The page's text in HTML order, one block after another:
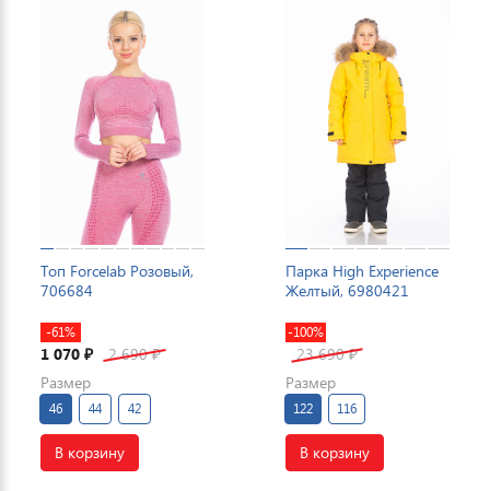
Топ Forcelab Розовый,
706684
-61%
1 070 ₽ 2 690₽
Размер
46 44 42
В корзину
Парка High Experience
Желтый, 6980421
-100%
23 690₽
Размер
122 116
В корзину